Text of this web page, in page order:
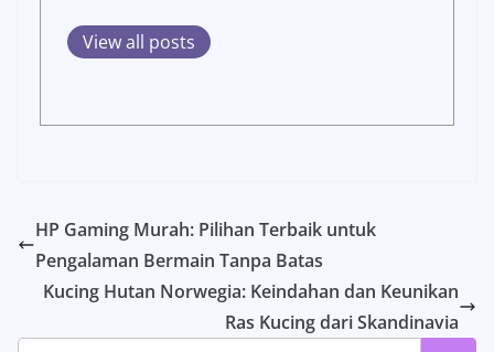
View all posts
HP Gaming Murah: Pilihan Terbaik untuk
Pengalaman Bermain Tanpa Batas
Kucing Hutan Norwegia: Keindahan dan Keunikan
Ras Kucing dari Skandinavia